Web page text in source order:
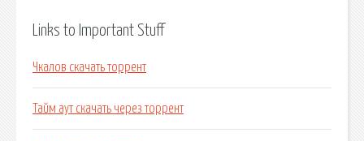
Links to Important Stuff
Чкалов скачать торрент
Тайм аут скачать через торрент